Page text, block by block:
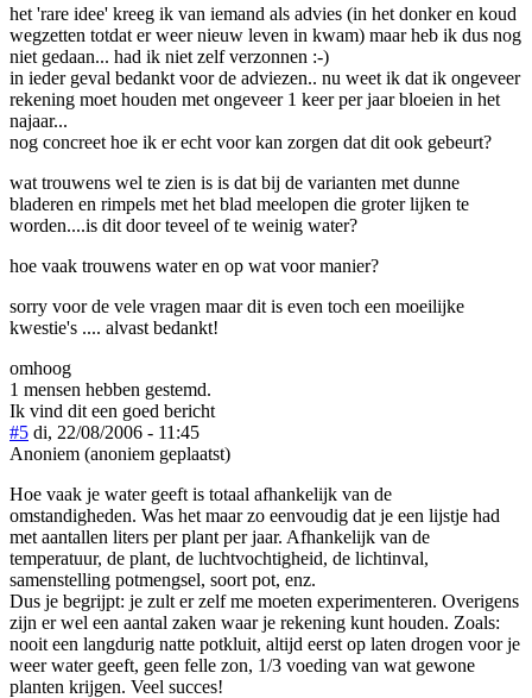
het 'rare idee' kreeg ik van iemand als advies (in het donker en koud
wegzetten totdat er weer nieuw leven in kwam) maar heb ik dus nog
niet gedaan... had ik niet zelf verzonnen :-)
in ieder geval bedankt voor de adviezen.. nu weet ik dat ik ongeveer
rekening moet houden met ongeveer 1 keer per jaar bloeien in het
najaar...
nog concreet hoe ik er echt voor kan zorgen dat dit ook gebeurt?
wat trouwens wel te zien is is dat bij de varianten met dunne
bladeren en rimpels met het blad meelopen die groter lijken te
worden....is dit door teveel of te weinig water?
hoe vaak trouwens water en op wat voor manier?
sorry voor de vele vragen maar dit is even toch een moeilijke
kwestie's .... alvast bedankt!
omhoog
1 mensen hebben gestemd.
Ik vind dit een goed bericht
#5 di, 22/08/2006 - 11:45
Anoniem (anoniem geplaatst)
Hoe vaak je water geeft is totaal afhankelijk van de
omstandigheden. Was het maar zo eenvoudig dat je een lijstje had
met aantallen liters per plant per jaar. Afhankelijk van de
temperatuur, de plant, de luchtvochtigheid, de lichtinval,
samenstelling potmengsel, soort pot, enz.
Dus je begrijpt: je zult er zelf me moeten experimenteren. Overigens
zijn er wel een aantal zaken waar je rekening kunt houden. Zoals:
nooit een langdurig natte potkluit, altijd eerst op laten drogen voor je
weer water geeft, geen felle zon, 1/3 voeding van wat gewone
planten krijgen. Veel succes!